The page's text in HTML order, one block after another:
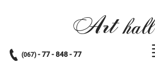
Arthall
(067) - 77 - 848 - 77